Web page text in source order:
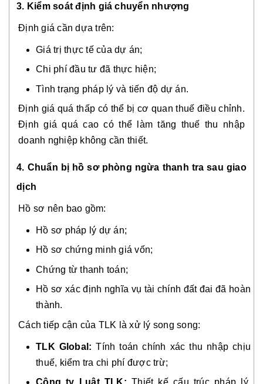
3. Kiểm soát định giá chuyển nhượng
Định giá cần dựa trên:
Giá trị thực tế của dự án;
Chi phí đầu tư đã thực hiện;
Tình trạng pháp lý và tiến độ dự án.
Định giá quá thấp có thể bị cơ quan thuế điều chỉnh.
Định giá quá cao có thể làm tăng thuế thu nhập
doanh nghiệp không cần thiết.
4. Chuẩn bị hồ sơ phòng ngừa thanh tra sau giao
dịch
Hồ sơ nên bao gồm:
Hồ sơ pháp lý dự án;
Hồ sơ chứng minh giá vốn;
Chứng từ thanh toán;
Hồ sơ xác định nghĩa vụ tài chính đất đai đã hoàn
thành.
Cách tiếp cận của TLK là xử lý song song:
TLK Global: Tính toán chính xác thu nhập chịu
thuế, kiểm tra chi phí được trừ;
Công ty Luật TLK: Thiết kế cấu trúc pháp lý,